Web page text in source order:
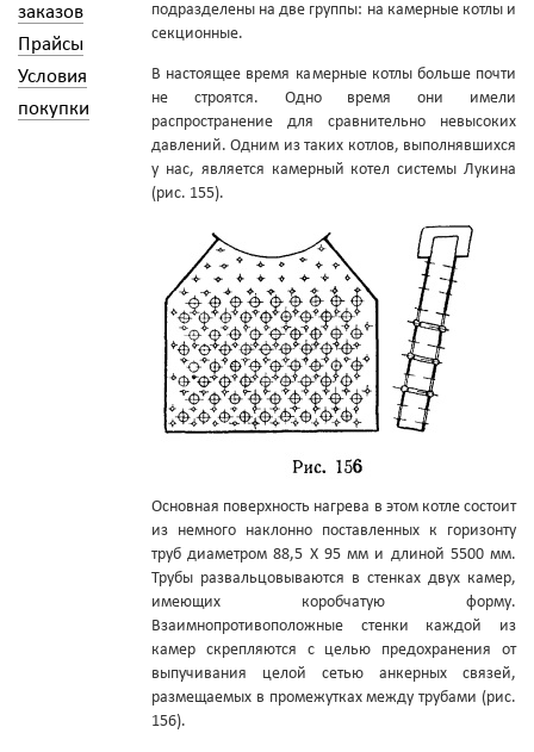
заказов
Прайсы
Условия
покупки
подразделены на две группы: на камерные котлы и
секционные.
В настоящее время камерные котлы больше почти
не строятся. Одно время они имели
распространение для сравнительно невысоких
давлений. Одним из таких котлов, выполнявшихся
у нас, является камерный котел системы Лукина
(рис. 155).
Основная поверхность нагрева в этом котле состоит
из немного наклонно поставленных к горизонту
труб диаметром 88,5 Х 95 мм и длиной 5500 мм.
Трубы развальцовываются в стенках двух камер,
имеющих коробчатую форму.
Взаимнопротивоположные стенки каждой из
камер скрепляются с целью предохранения от
выпучивания целой сетью анкерных связей,
размещаемых в промежутках между трубами (рис.
156).